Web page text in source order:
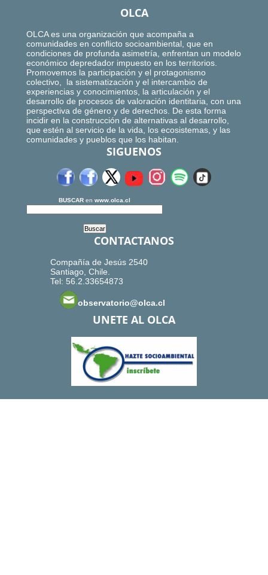
OLCA
OLCA es una organización que acompaña a
comunidades en conflicto socioambiental, que en
condiciones de profunda asimetría, enfrentan un modelo
económico depredador impuesto en los territorios.
Promovemos la participación y el protagonismo
colectivo, la sistematización y el intercambio de
experiencias y conocimientos, la articulación y el
desarrollo de procesos de valoración identitaria, con una
perspectiva de género y de derechos. De esta forma
incidir en la construcción de alternativas al desarrollo,
que estén al servicio de la vida, los ecosistemas, y las
comunidades y pueblos que los habitan.
SIGUENOS
BUSCAR en www.olca.cl
CONTACTANOS
Compañía de Jesús 2540
Santiago, Chile.
Tel: 56.2.33654873
observatorio@olca.cl
UNETE AL OLCA